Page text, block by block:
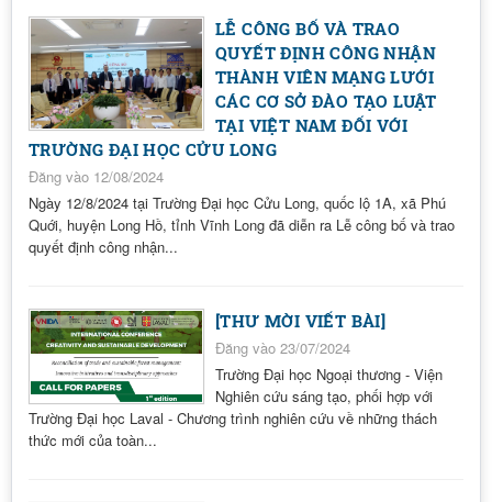
LỄ CÔNG BỐ VÀ TRAO
QUYẾT ĐỊNH CÔNG NHẬN
THÀNH VIÊN MẠNG LƯỚI
CÁC CƠ SỞ ĐÀO TẠO LUẬT
TẠI VIỆT NAM ĐỐI VỚI
TRƯỜNG ĐẠI HỌC CỬU LONG
Đăng vào 12/08/2024
Ngày 12/8/2024 tại Trường Đại học Cửu Long, quốc lộ 1A, xã Phú
Quới, huyện Long Hồ, tỉnh Vĩnh Long đã diễn ra Lễ công bố và trao
quyết định công nhận...
[THƯ MỜI VIẾT BÀI]
Đăng vào 23/07/2024
Trường Đại học Ngoại thương - Viện
Nghiên cứu sáng tạo, phối hợp với
Trường Đại học Laval - Chương trình nghiên cứu về những thách
thức mới của toàn...